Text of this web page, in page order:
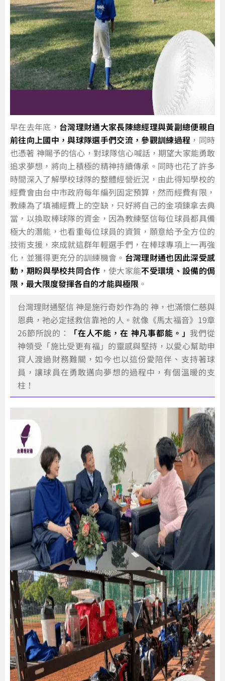
早在去年底， 台灣理財通大家長陳總經理與黃副總便親自
前往向上國中，與球隊選手們交流，參觀訓練過程 ，同時
也憑著 神賜予的信心，對球隊信心喊話，期望大家能勇敢
追求夢想，將向上積極的精神持續傳承。同時也花了許多
時間深入了解學校球隊的整體經營近況，由此得知學校的
經費會由台中市政府每年編列固定預算，然而經費有限，
教練為了填補經費上的空缺，只好將自己的金項鍊拿去典
當，以換取棒球隊的資金，因為教練堅信每位球員都具備
極大的潛能，也看重每位球員的資質，願意給予全方位的
技術支援，來成就這群年輕選手們，在棒球專項上一再強
化，並獲得更充分的訓練機會。 台灣理財通也因此深受感
動，期盼與學校共同合作 ，使大家能不受環境、設備的侷
限，最大限度發揮各自的才能與極限 。
台灣理財通堅信 神是施行奇妙作為的 神，也滿懷仁慈與
恩典，祂必定拯救信靠祂的人。就像《馬太福音》19章
26節所說的：
「在人不能，在 神凡事都能。」我們從
神領受「施比受更有福」的靈感與堅持，以愛心幫助申
貸人渡過財務難關，如今也以這份愛陪伴、支持著球
員，讓球員在勇敢邁向夢想的過程中，有個溫暖的支
柱！